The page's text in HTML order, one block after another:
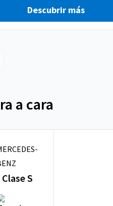
Descubrir más
a cara
Clase S